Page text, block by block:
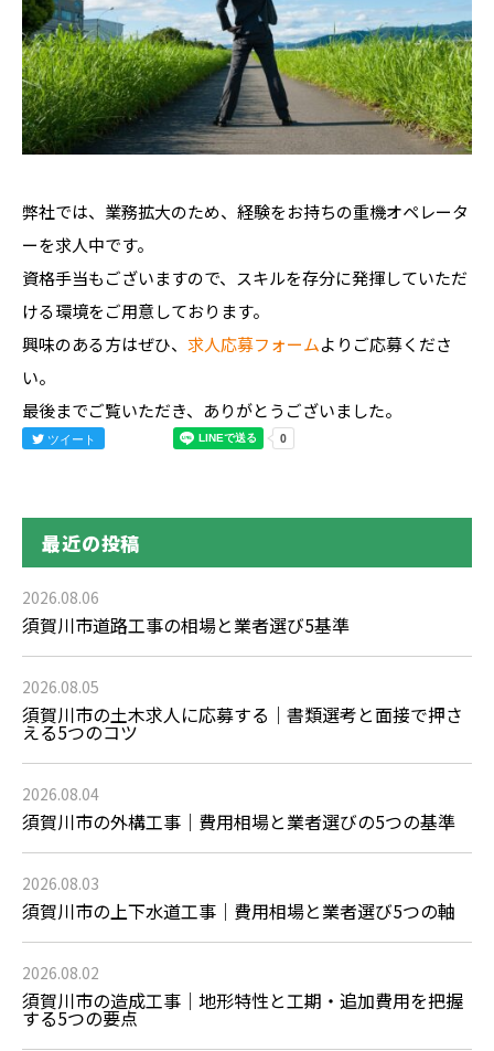
弊社では、業務拡大のため、経験をお持ちの重機オペレータ
ーを求人中です。
資格手当もございますので、スキルを存分に発揮していただ
ける環境をご用意しております。
興味のある方はぜひ、 求人応募フォームよりご応募くださ
い。
最後までご覧いただき、ありがとうございました。
ツイート
最近の投稿
2026.08.06
須賀川市道路工事の相場と業者選び5基準
2026.08.05
須賀川市の土木求人に応募する｜書類選考と面接で押さ
える5つのコツ
2026.08.04
須賀川市の外構工事｜費用相場と業者選びの5つの基準
2026.08.03
須賀川市の上下水道工事｜費用相場と業者選び5つの軸
2026.08.02
須賀川市の造成工事｜地形特性と工期・追加費用を把握
する5つの要点